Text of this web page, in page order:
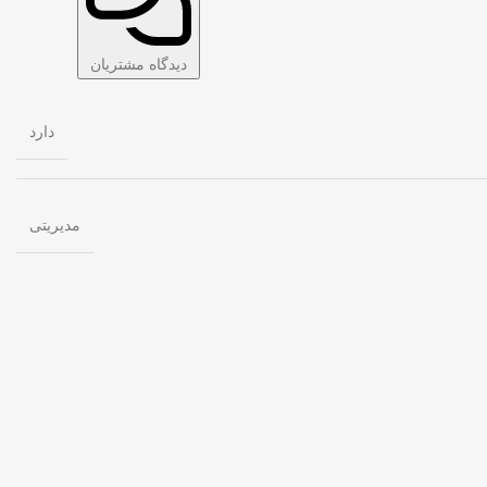
دیدگاه مشتریان
دارد
مدیریتی